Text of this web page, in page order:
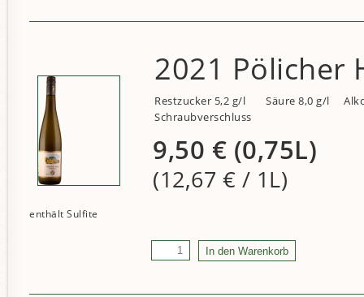
2021 Pölicher
Restzucker 5,2 g/l Säure 8,0 g/l
Schraubverschluss
9,50 € (0,75L)
(12,67 € / 1L)